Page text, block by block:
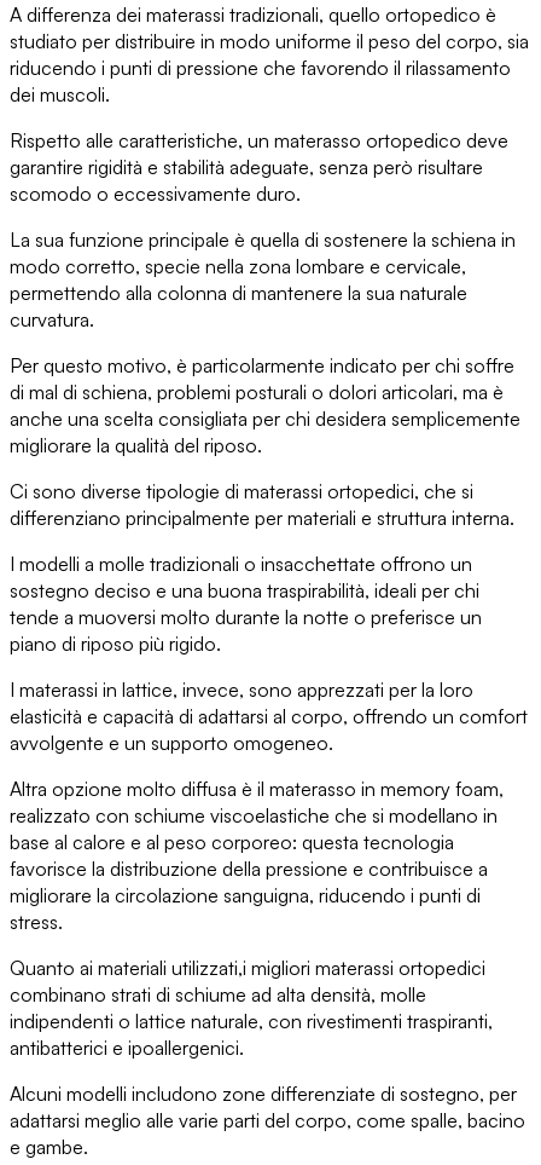
A differenza dei materassi tradizionali, quello ortopedico è
studiato per distribuire in modo uniforme il peso del corpo, sia
riducendo i punti di pressione che favorendo il rilassamento
dei muscoli.
Rispetto alle caratteristiche, un materasso ortopedico deve
garantire rigidità e stabilità adeguate, senza però risultare
scomodo o eccessivamente duro.
La sua funzione principale è quella di sostenere la schiena in
modo corretto, specie nella zona lombare e cervicale,
permettendo alla colonna di mantenere la sua naturale
curvatura.
Per questo motivo, è particolarmente indicato per chi soffre
di mal di schiena, problemi posturali o dolori articolari, ma è
anche una scelta consigliata per chi desidera semplicemente
migliorare la qualità del riposo.
Ci sono diverse tipologie di materassi ortopedici, che si
differenziano principalmente per materiali e struttura interna.
I modelli a molle tradizionali o insacchettate offrono un
sostegno deciso e una buona traspirabilità, ideali per chi
tende a muoversi molto durante la notte o preferisce un
piano di riposo più rigido.
I materassi in lattice, invece, sono apprezzati per la loro
elasticità e capacità di adattarsi al corpo, offrendo un comfort
avvolgente e un supporto omogeneo.
Altra opzione molto diffusa è il materasso in memory foam,
realizzato con schiume viscoelastiche che si modellano in
base al calore e al peso corporeo: questa tecnologia
favorisce la distribuzione della pressione e contribuisce a
migliorare la circolazione sanguigna, riducendo i punti di
stress.
Quanto ai materiali utilizzati,i migliori materassi ortopedici
combinano strati di schiume ad alta densità, molle
indipendenti o lattice naturale, con rivestimenti traspiranti,
antibatterici e ipoallergenici.
Alcuni modelli includono zone differenziate di sostegno, per
adattarsi meglio alle varie parti del corpo, come spalle, bacino
e gambe.